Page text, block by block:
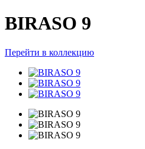
BIRASO 9
Перейти в коллекцию